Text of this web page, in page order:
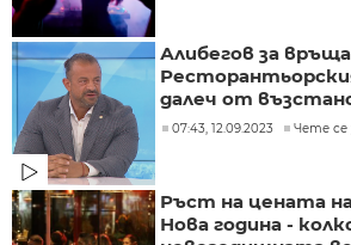
Алибегов за
далеч от
07:43, 12.09.2023 Чете се
Ръст на цената
Нова година -